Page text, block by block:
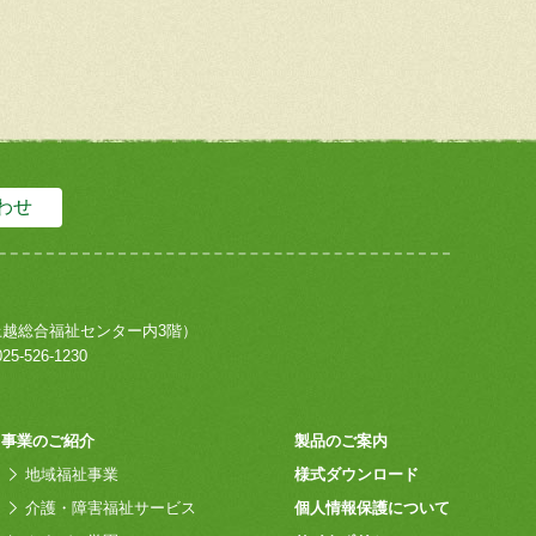
せ
総合福祉センター内3階）
526-1230
事業のご紹介
地域福祉事業
介護・障害福祉サービス
製品のご案内
様式ダウンロード
個人情報保護について